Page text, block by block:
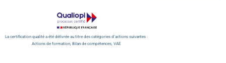
La certification qualité a été délivrée au titre des catégories d’actions suivantes :
Actions de formation, Bilan de compétences, VAE